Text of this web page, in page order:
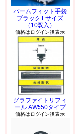
パームフィット手袋
ブラック Lサイズ
（10双入）
価格はログイン後表示
グラファイトリフィ
ール AW550タイプ
価格はログイン後表示